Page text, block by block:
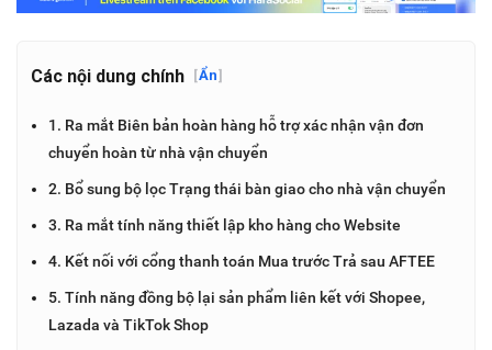
Các nội dung chính [Ẩn]
1. Ra mắt Biên bản hoàn hàng hỗ trợ xác nhận vận đơn
chuyển hoàn từ nhà vận chuyển
2. Bổ sung bộ lọc Trạng thái bàn giao cho nhà vận chuyển
3. Ra mắt tính năng thiết lập kho hàng cho Website
4. Kết nối với cổng thanh toán Mua trước Trả sau AFTEE
5. Tính năng đồng bộ lại sản phẩm liên kết với Shopee,
Lazada và TikTok Shop